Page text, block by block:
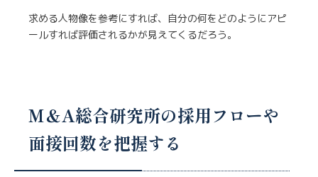
求める人物像を参考にすれば、自分の何をどのようにアピ
ールすれば評価されるかが見えてくるだろう。
M＆A総合研究所の採用フローや
面接回数を把握する